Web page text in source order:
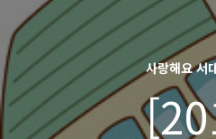
사랑해요 서